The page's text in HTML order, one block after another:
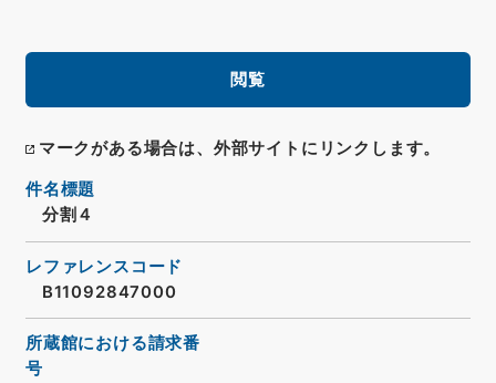
閲覧
マークがある場合は、外部サイトにリンクします。
件名標題
分割４
レファレンスコード
B11092847000
所蔵館における請求番
号